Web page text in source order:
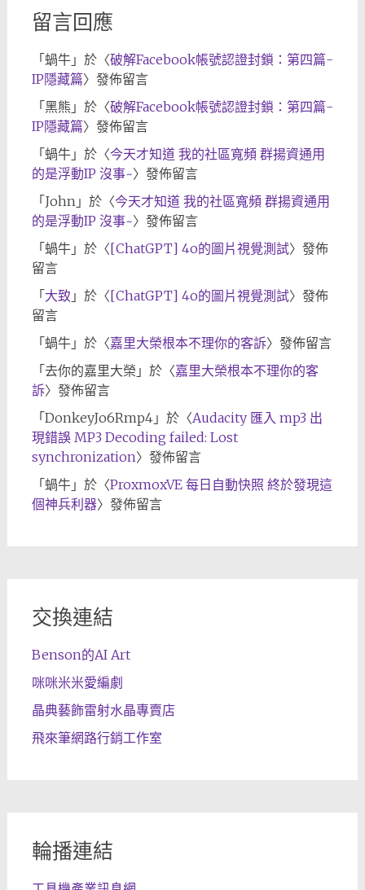
留言回應
「蝸牛」於〈破解Facebook帳號認證封鎖：第四篇-
IP隱藏篇〉發佈留言
「黑熊 」於〈破解Facebook帳號認證封鎖：第四篇-
IP隱藏篇〉發佈留言
「蝸牛」於〈今天才知道 我的社區寬頻 群揚資通用
的是浮動IP 沒事~〉發佈留言
「John 」於〈今天才知道 我的社區寬頻 群揚資通用
的是浮動IP 沒事~〉發佈留言
「蝸牛」於〈[ChatGPT] 4o的圖片視覺測試〉發佈
留言
「大致 」於〈[ChatGPT] 4o的圖片視覺測試〉發佈
留言
「蝸牛」於〈嘉里大榮根本不理你的客訴〉發佈留言
「去你的嘉里大榮 」於〈嘉里大榮根本不理你的客
訴〉發佈留言
「DonkeyJo6Rmp4」於〈Audacity 匯入 mp3 出
現錯誤 MP3 Decoding failed: Lost
synchronization〉發佈留言
「蝸牛」於〈ProxmoxVE 每日自動快照 終於發現這
個神兵利器〉發佈留言
交換連結
Benson的AI Art
咪咪米米愛編劇
晶典藝飾雷射水晶專賣店
飛來筆網路行銷工作室
輪播連結